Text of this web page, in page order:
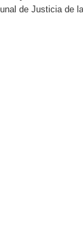
de Justicia de